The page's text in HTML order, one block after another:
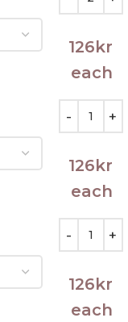
126kr
each
126kr
each
126kr
each